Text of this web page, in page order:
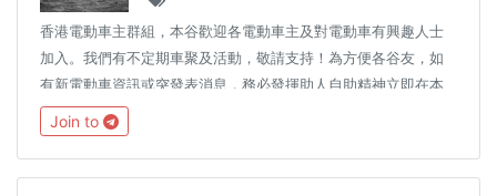
香港電動車主群組，本谷歡迎各電動車主及對電動車有興趣人士
加入。我們有不定期車聚及活動，敬請支持！為方便各谷友，如
有新電動車資訊或突發表消息，務必發揮助人自助精神立即在本
平台上滙報。另請閣下在用戶名中加入你的中/英文名以便其他谷
友溝通，謝謝！本平台不接受任何商業推廣及買賣，更不接受任
何色情或淫褻資訊以及厹切勿搔擾女谷友，如有發現，將即時移
Join to